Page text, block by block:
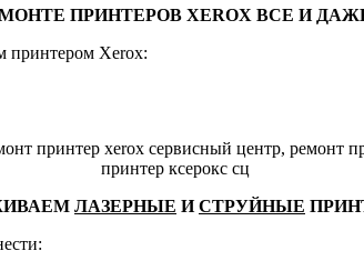
ПРИНТЕРОВ XEROX ВСЕ И
принтером Xerox:
ЛАЗЕРНЫЕ ИСТРУЙНЫЕ